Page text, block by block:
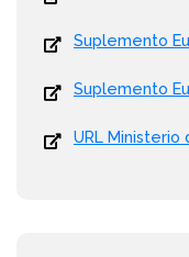
Suplemento
Suplemento
URL Ministerio